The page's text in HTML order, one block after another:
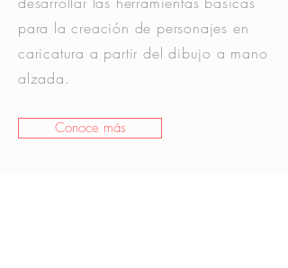
para la creación de personajes en
caricatura a partir del dibujo a mano
alzada.
Conoce más